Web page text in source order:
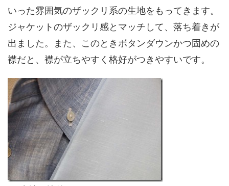
いった雰囲気のザックリ系の生地をもってきます。
ジャケットのザックリ感とマッチして、落ち着きが
出ました。また、このときボタンダウンかつ固めの
襟だと、襟が立ちやすく格好がつきやすいです。